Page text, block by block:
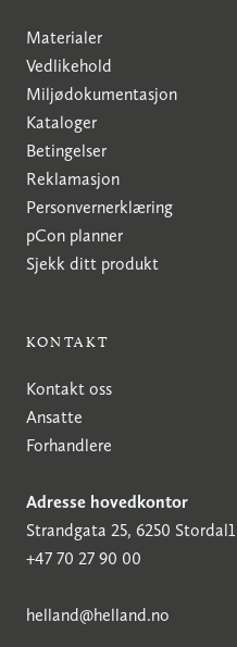
Materialer
Vedlikehold
Miljødokumentasjon
Kataloger
Betingelser
Reklamasjon
Personvernerklæring
pCon planner
Sjekk ditt produkt
KONTAKT
Kontakt oss
Ansatte
Forhandlere
Adresse hovedkontor
Strandgata 25, 6250 Stordal1
+47 70 27 90 00
helland@helland.no